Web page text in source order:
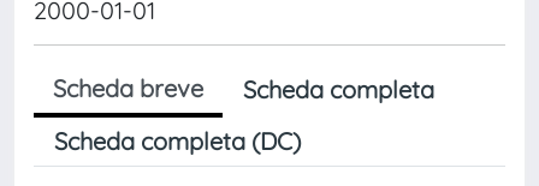
2000-01-01
Scheda breve
Scheda completa
Scheda completa (DC)